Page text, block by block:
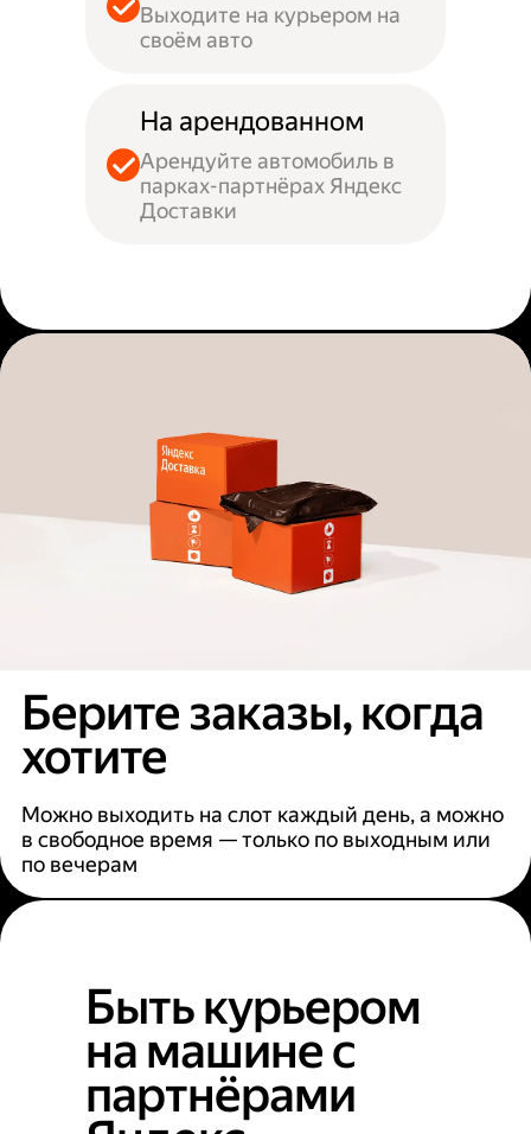
Выходите на курьером на
своём авто
На арендованном
Арендуйте автомобиль в
парках-партнёрах Яндекс
Доставки
Берите заказы, когда
хотите
Можно выходить на слот каждый день, а можно
в свободное время — только по выходным или
по вечерам
Быть курьером
на машине с
партнёрами